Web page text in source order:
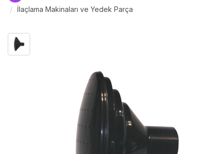
İlaçlama Makinaları ve Yedek Parça